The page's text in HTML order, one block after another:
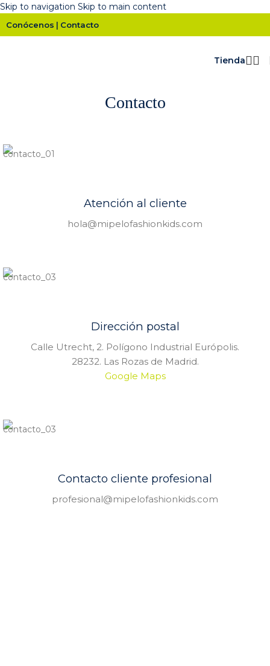
Skip to navigation Skip to main content
Conócenos | Contacto
Tienda
Contacto
Atención al cliente
hola@mipelofashionkids.com
Dirección postal
Calle Utrecht, 2. Polígono Industrial Európolis.
28232. Las Rozas de Madrid.
Google Maps
Contacto cliente profesional
profesional@mipelofashionkids.com